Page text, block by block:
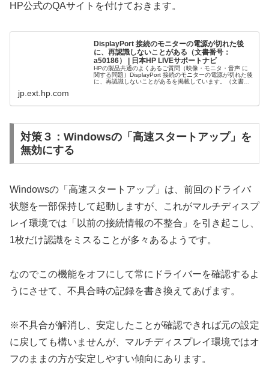
HP公式のQAサイトを付けておきます。
DisplayPort 接続のモニターの電源が切れた後
に、再認識しないことがある（文書番号：
a50186） | 日本HP LIVEサポートナビ
HPの製品共通のよくあるご質問（映像・モニタ・音声 に
関する問題）DisplayPort 接続のモニターの電源が切れた後
に、再認識しないことがあるを掲載しています。（文書番
jp.ext.hp.com
対策３：Windowsの「高速スタートアップ」を
無効にする
Windowsの「高速スタートアップ」は、前回のドライバ
状態を一部保持して起動しますが、これがマルチディスプ
レイ環境では「以前の接続情報の不整合」を引き起こし、
1枚だけ認識をミスることが多々あるようです。
なのでこの機能をオフにして常にドライバーを確認するよ
うにさせて、不具合時の記録を書き換えてあげます。
※不具合が解消し、安定したことが確認できれば元の設定
に戻しても構いませんが、マルチディスプレイ環境ではオ
フのままの方が安定しやすい傾向にあります。